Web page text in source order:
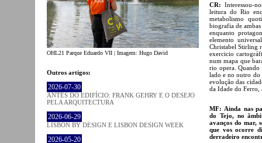
OHL21 Parque Eduardo VII | Imagem: Hugo David
Outros artigos:
2026-07-30
ANTES DO EDIFÍCIO: FRANK GEHRY E O DESEJO
PELA ARQUITECTURA
2026-06-29
LISBON BY DESIGN E LISBON DESIGN WEEK
2026-05-20
CR: Interessou-
leitura do Rio
metabolismo
biografia de
enquanto
elemento
Christabel Stirling
exercicio
num mapa que
rio opera. Quando
lado e no outro do
evolução das
da Idade do Ferro,
MF: Ainda nas
do Tejo, no
avanços do mar,
que vos ocorre
derradeiro